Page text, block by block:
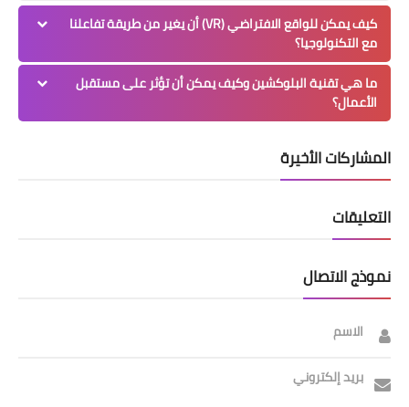
كيف يمكن للواقع الافتراضي (VR) أن يغير من طريقة تفاعلنا
مع التكنولوجيا؟
ما هي تقنية البلوكشين وكيف يمكن أن تؤثر على مستقبل
الأعمال؟
المشاركات الأخيرة
التعليقات
نموذج الاتصال
الاسم
بريد إلكتروني